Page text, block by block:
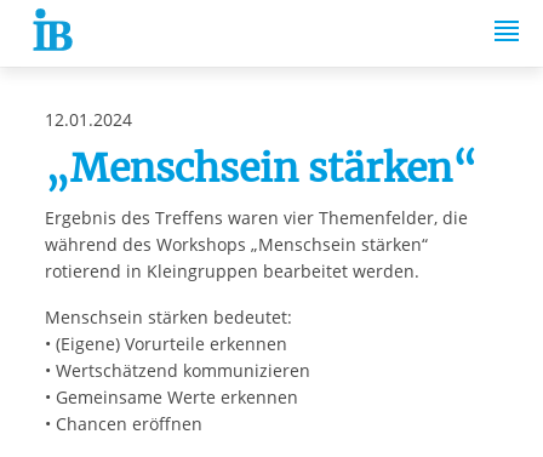
Springe zum Inhalt
12.01.2024
„Menschsein stärken“
Ergebnis des Treffens waren vier Themenfelder, die
während des Workshops „Menschsein stärken“
rotierend in Kleingruppen bearbeitet werden.
Menschsein stärken bedeutet:
• (Eigene) Vorurteile erkennen
• Wertschätzend kommunizieren
• Gemeinsame Werte erkennen
• Chancen eröffnen